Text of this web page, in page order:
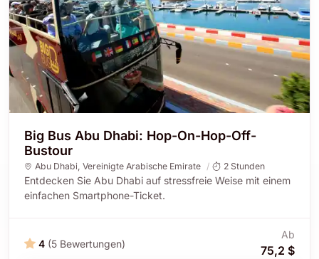
Big Bus Abu Dhabi: Hop-On-Hop-Off-
Bustour
Abu Dhabi, Vereinigte Arabische Emirate 2 Stunden
Entdecken Sie Abu Dhabi auf stressfreie Weise mit einem
einfachen Smartphone-Ticket.
4 (5 Bewertungen)
Ab
75,2 $